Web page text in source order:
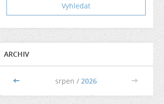
ARCHIV
<< srpen / 2026 >>